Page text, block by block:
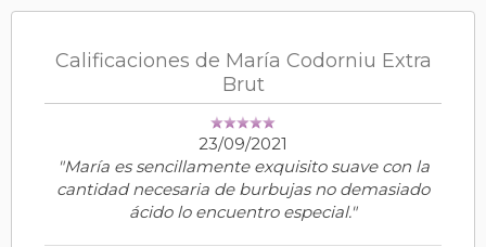
Calificaciones de María Codorniu Extra
Brut
23/09/2021
"María es sencillamente exquisito suave con la
cantidad necesaria de burbujas no demasiado
ácido lo encuentro especial."